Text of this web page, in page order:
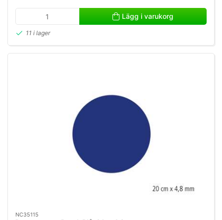
Lägg i varukorg
11 i lager
NC35115